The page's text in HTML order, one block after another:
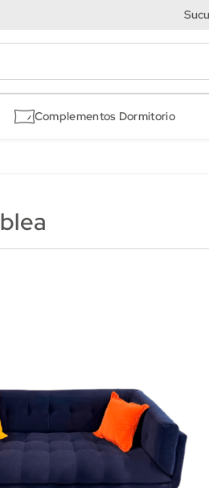
Complementos Dormitorio